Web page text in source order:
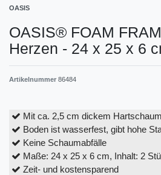
OASIS
OASIS® FOAM
Herzen - 24 x 25 x 6
Artikelnummer 86484
Mit ca. 2,5 cm dickem
Boden ist wasserfest, gibt hohe
Keine Schaumabfälle
Maße: 24 x 25 x 6 cm, Inhalt: 2
Zeit- und kostensparend